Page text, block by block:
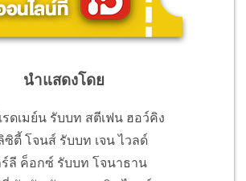
นำแสดงโดย
รดเมย์น รับบท สตีเฟน ฮอว์คิง
ซิตี้ โจนส์ รับบท เจน ไวลด์
ลี ค็อกซ์ รับบท โจนาธาน